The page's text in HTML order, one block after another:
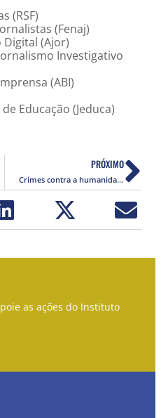
(RSF)
(Fenaj)
Digital (Ajor)
Investigativo
(ABI)
Educação (Jeduca)
PRÓXIMO
Crimes contra a humanidade não são passíveis de anistia
as ações do Instituto